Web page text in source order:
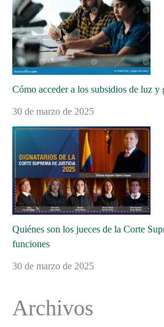
Cómo acceder a los subsidios de luz y
30 de marzo de 2025
Quiénes son los jueces de la Corte
funciones
30 de marzo de 2025
Archivos